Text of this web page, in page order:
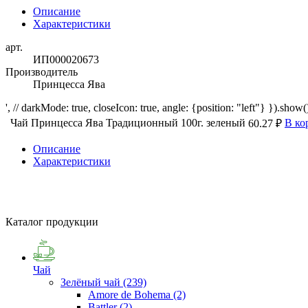
Описание
Характеристики
арт.
ИП000020673
Производитель
Принцесса Ява
', // darkMode: true, closeIcon: true, angle: {position: "left"}
Чай Принцесса Ява Традиционный 100г. зеленый 60.27 ₽ В
Описание
Характеристики
Каталог продукции
Чай
Зелёный чай (239)
Amore de Bohema (2)